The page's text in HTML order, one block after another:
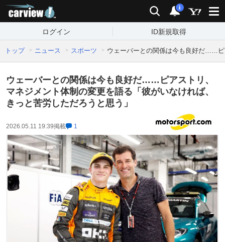
検索 通知
i
ログイン ID新規取得
トップ ニュース スポーツ ウェーバーとの関係は今も良好だ……ピ
ウェーバーとの関係は今も良好だ……ピアストリ、
マネジメント体制の変更を語る「彼がいなければ、
きっと苦労しただろうと思う」
2026.05.11 19:39掲載 1